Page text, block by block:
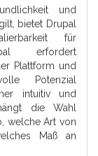
und
bietet Drupal
für
erfordert
Plattform und
Potenzial
intuitiv und
die Wahl
welche Art von
Maß an